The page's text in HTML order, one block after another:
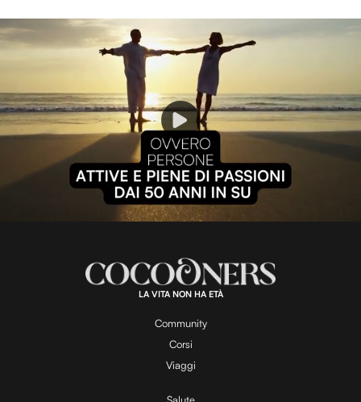
P
l
a
y
V
:
1
0
0
.
0
LA VITA NON HA ETÀ
Community
Corsi
Viaggi